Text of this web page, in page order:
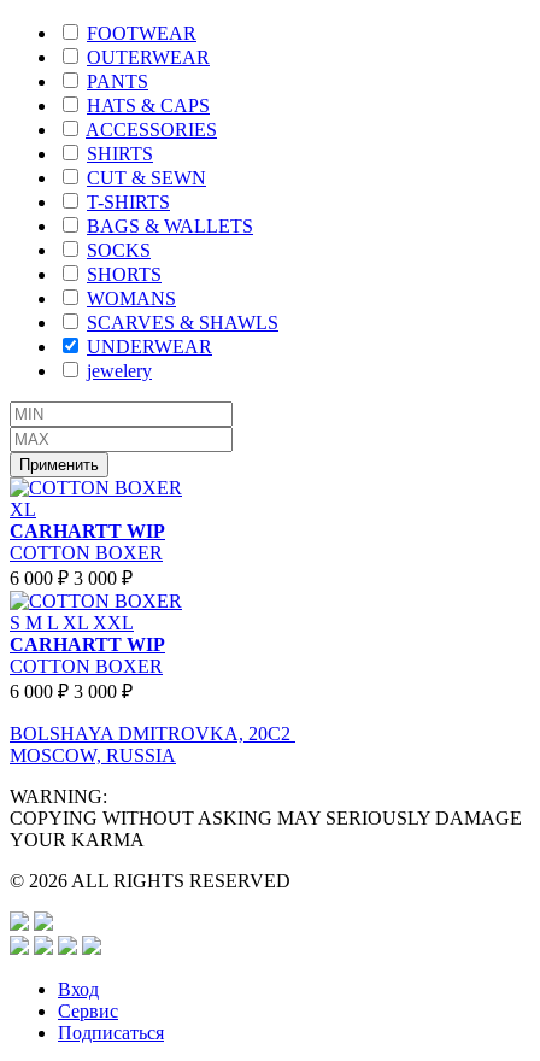
FOOTWEAR
OUTERWEAR
PANTS
HATS & CAPS
ACCESSORIES
SHIRTS
CUT & SEWN
T-SHIRTS
BAGS & WALLETS
SOCKS
SHORTS
WOMANS
SCARVES & SHAWLS
UNDERWEAR
jewelery
Применить
XL
CARHARTT WIP
COTTON BOXER
6 000 ₽ 3 000 ₽
S M L XL XXL
CARHARTT WIP
COTTON BOXER
6 000 ₽ 3 000 ₽
BOLSHAYA DMITROVKA, 20C2
MOSCOW, RUSSIA
WARNING:
COPYING WITHOUT ASKING MAY SERIOUSLY DAMAGE
YOUR KARMA
© 2026 ALL RIGHTS RESERVED
Вход
Сервис
Подписаться